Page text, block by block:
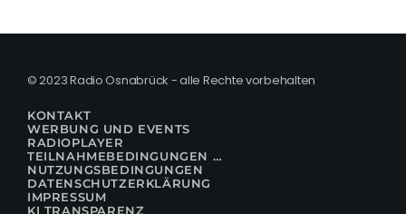
© 2023 Radio Osnabrück - alle Rechte vorbehalten
KONTAKT
WERBUNG UND EVENTS
RADIOPLAYER
TEILNAHMEBEDINGUNGEN FÜR GEWINNSPIELE
NUTZUNGSBEDINGUNGEN
DATENSCHUTZERKLÄRUNG
IMPRESSUM
KI TRANSPARENZ